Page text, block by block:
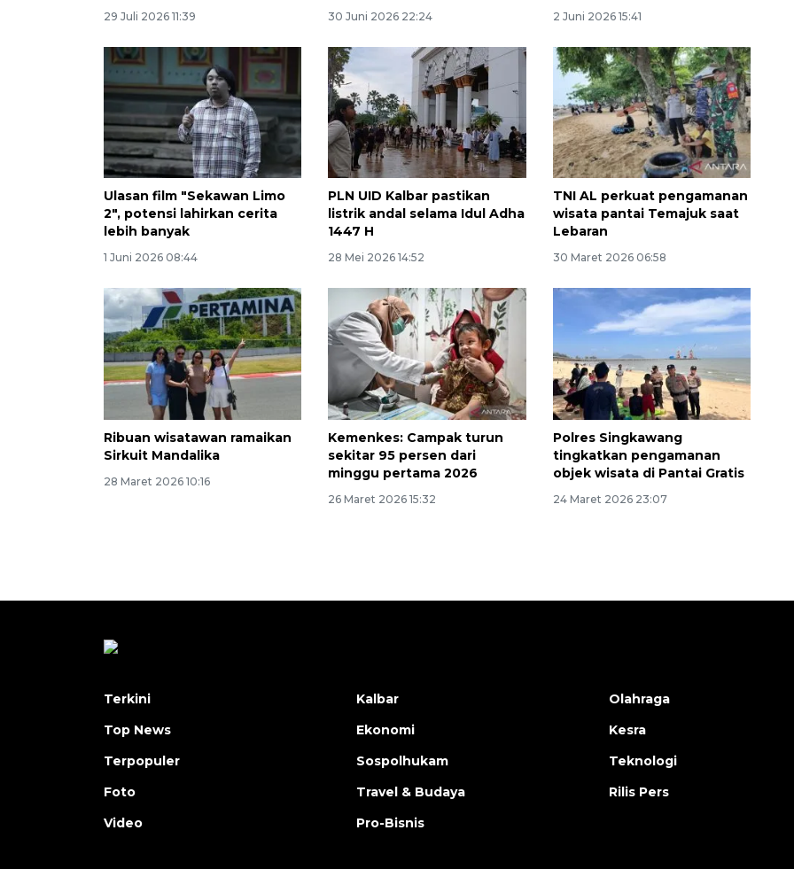
29 Juli 2026 11:39 30 Juni 2026 22:24 2 Juni 2026 15:41
Ulasan film "Sekawan Limo
2", potensi lahirkan cerita
lebih banyak
1 Juni 2026 08:44
PLN UID Kalbar pastikan
listrik andal selama Idul Adha
1447 H
28 Mei 2026 14:52
TNI AL perkuat pengamanan
wisata pantai Temajuk saat
Lebaran
30 Maret 2026 06:58
Ribuan wisatawan ramaikan
Sirkuit Mandalika
28 Maret 2026 10:16
Kemenkes: Campak turun
sekitar 95 persen dari
minggu pertama 2026
26 Maret 2026 15:32
Polres Singkawang
tingkatkan pengamanan
objek wisata di Pantai Gratis
24 Maret 2026 23:07
160 ribu sambungan baru
jaringan gas 2026
2026-08-07 18:00:00
Terkini
Top News
Terpopuler
Foto
Video
Kalbar
Ekonomi
Sospolhukam
Travel & Budaya
Pro-Bisnis
Olahraga
Kesra
Teknologi
Rilis Pers